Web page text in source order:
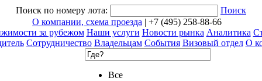
Поиск по номеру лота:
Поиск
О компании, схема проезда | +7 (495) 258-88-66
за рубежом Наши услуги Новости рынка Аналитика
Сотрудничество Владельцам События Визовый отдел О
Все